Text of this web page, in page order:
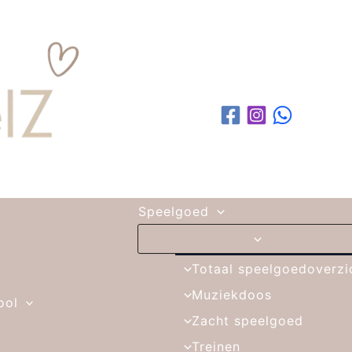
Speelgoed
Totaal
Muziekdoos
Zacht speelgoed
Treinen